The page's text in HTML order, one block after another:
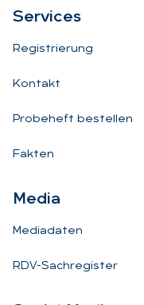
Ser­vices
Registrierung
Kontakt
Probeheft bestellen
Fakten
Me­dia
Mediadaten
RDV-Sachregister